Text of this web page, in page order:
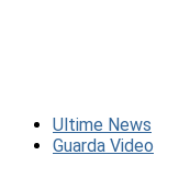
Ultime News
Guarda Video